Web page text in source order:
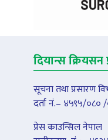
दियान्स क्रियसन
सूचना तथा प्रसारण
दर्ता नं.– ४५९५/०८०
प्रेस काउन्सिल नेपाल